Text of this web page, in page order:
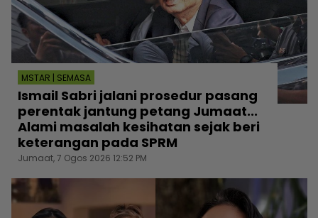
MSTAR | SEMASA
Ismail Sabri jalani prosedur pasang
perentak jantung petang Jumaat...
Alami masalah kesihatan sejak beri
keterangan pada SPRM
Jumaat, 7 Ogos 2026 12:52 PM